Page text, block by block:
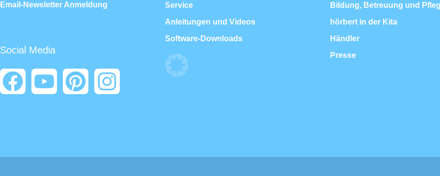
Email-Newsletter Anmeldung
Social Media
Service
Anleitungen und Videos
Software-Downloads
Bildung, Betreuung und
hörbert in der Kita
Händler
Presse